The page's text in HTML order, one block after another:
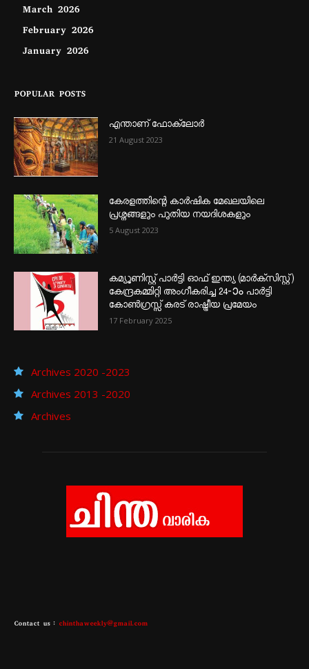
March 2026
February 2026
January 2026
POPULAR POSTS
എന്താണ്‌ ഫോക്‌ലോർ
21 August 2023
കേരളത്തിന്റെ കാർഷിക മേഖലയിലെ
പ്രശ്നങ്ങളും പുതിയ നയദിശകളും
5 August 2023
കമ്യൂണിസ്റ്റ് പാർട്ടി ഓഫ് ഇന്ത്യ (മാർക്സിസ്റ്റ്)
കേന്ദ്രകമ്മിറ്റി അംഗീകരിച്ച 24‐ാം പാർട്ടി
കോൺഗ്രസ്സ് കരട് രാഷ്ട്രീയ പ്രമേയം
17 February 2025
Archives 2020 -2023
Archives 2013 -2020
Archives
Contact us : chinthaweekly@gmail.com